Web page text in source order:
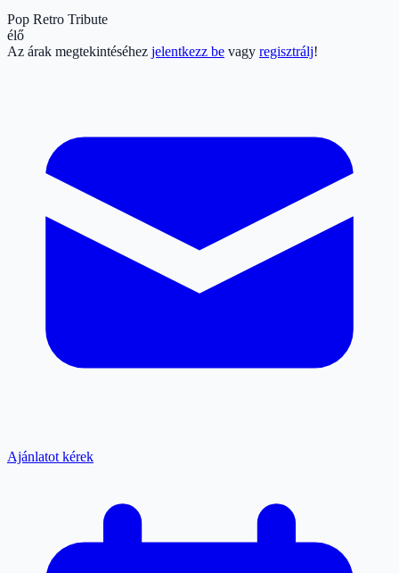
Pop Retro Tribute
élő
Az árak megtekintéséhez jelentkezz be vagy regisztrálj!
Ajánlatot kérek